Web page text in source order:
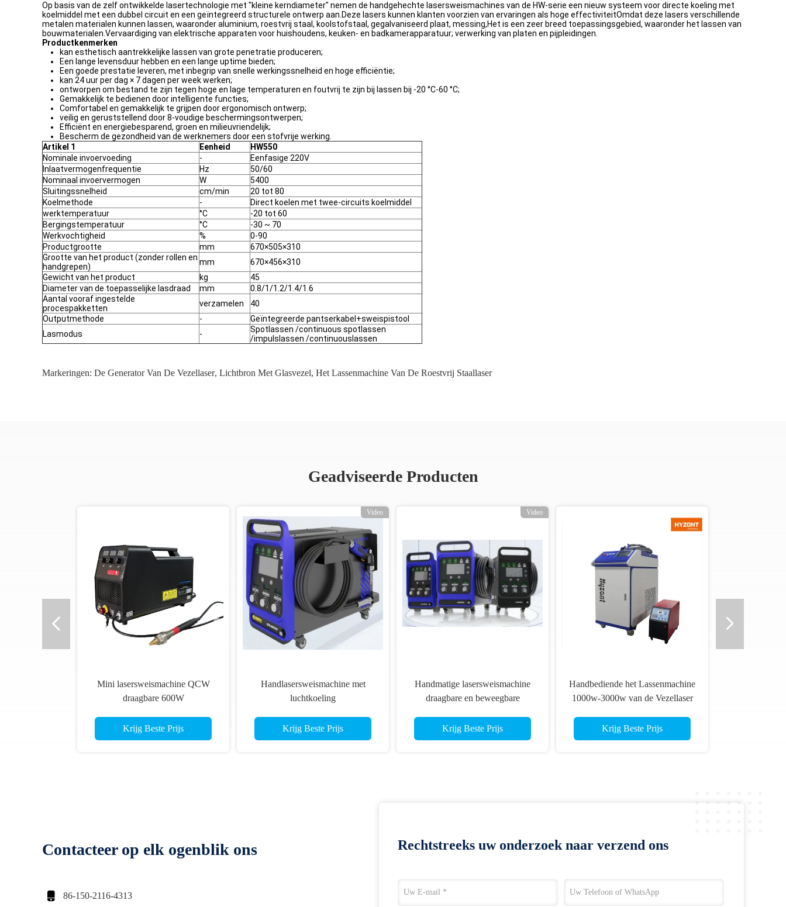
Op basis van de zelf ontwikkelde lasertechnologie met "kleine kerndiameter" nemen de handgehechte lasersweismachines van de HW-serie een nieuw systeem voor directe koeling met
koelmiddel met een dubbel circuit en een geïntegreerd structurele ontwerp aan.Deze lasers kunnen klanten voorzien van ervaringen als hoge effectiviteitOmdat deze lasers verschillende
metalen materialen kunnen lassen, waaronder aluminium, roestvrij staal, koolstofstaal, gegalvaniseerd plaat, messing,Het is een zeer breed toepassingsgebied, waaronder het lassen van
bouwmaterialen.Vervaardiging van elektrische apparaten voor huishoudens, keuken- en badkamerapparatuur; verwerking van platen en pijpleidingen.
Productkenmerken
kan esthetisch aantrekkelijke lassen van grote penetratie produceren;
Een lange levensduur hebben en een lange uptime bieden;
Een goede prestatie leveren, met inbegrip van snelle werkingssnelheid en hoge efficiëntie;
kan 24 uur per dag × 7 dagen per week werken;
ontworpen om bestand te zijn tegen hoge en lage temperaturen en foutvrij te zijn bij lassen bij -20 °C-60 °C;
Gemakkelijk te bedienen door intelligente functies;
Comfortabel en gemakkelijk te grijpen door ergonomisch ontwerp;
veilig en geruststellend door 8-voudige beschermingsontwerpen;
Efficiënt en energiebesparend, groen en milieuvriendelijk;
Bescherm de gezondheid van de werknemers door een stofvrije werking.
Artikel 1
Eenheid
HW550
Nominale invoervoeding
-
Eenfasige 220V
Inlaatvermogenfrequentie
Hz
50/60
Nominaal invoervermogen
W
5400
Sluitingssnelheid
cm/min
20 tot 80
Koelmethode
-
Direct koelen met twee-circuits koelmiddel
werktemperatuur
°C
-20 tot 60
Bergingstemperatuur
°C
-30 ~ 70
Werkvochtigheid
%
0-90
Productgrootte
mm
670×505×310
Grootte van het product (zonder rollen en
handgrepen)
mm
670×456×310
Gewicht van het product
kg
45
Diameter van de toepasselijke lasdraad
mm
0.8/1/1.2/1.4/1.6
Aantal vooraf ingestelde
procespakketten
verzamelen
40
Outputmethode
-
Geïntegreerde pantserkabel+sweispistool
Lasmodus
-
Spotlassen /continuous spotlassen
/impulslassen /continuouslassen
Markeringen: De Generator Van De Vezellaser, Lichtbron Met Glasvezel, Het Lassenmachine Van De Roestvrij Staallaser
Geadviseerde Producten
Mini lasersweismachine QCW
draagbare 600W
topvermogen 1200W
Krijg Beste Prijs
Video
Handlasersweismachine met
luchtkoeling
lassen van aluminiumplaten
Krijg Beste Prijs
Video
Handmatige lasersweismachine
draagbare en beweegbare
metalen lasersweismachine
Krijg Beste Prijs
Handbediende het Lassenmachine
1000w-3000w van de Vezellaser
Krijg Beste Prijs
Contacteer op elk ogenblik ons
 86-150-2116-4313
Rechtstreeks uw onderzoek naar verzend ons